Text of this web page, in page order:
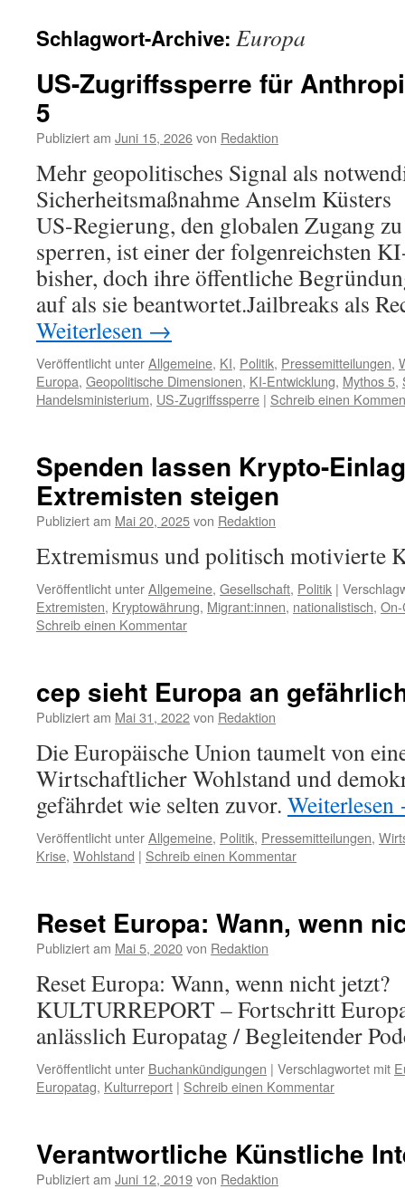
Schlagwort-Archive: Europa
US-Zugriffssperre für
5
Publiziert am Juni 15, 2026von Redaktion
Mehr geopolitisches Signal als
Sicherheitsmaßnahme Anselm
US-Regierung, den globalen Zugang
sperren, ist einer der folgenreichsten
bisher, doch ihre öffentliche
auf als sie beantwortet.Jailbreaks als
Weiterlesen →
Veröffentlicht unterAllgemeine, KI, Politik, Pressemitteilungen,
Europa, Geopolitische Dimensionen, KI-Entwicklung, Mythos 5,
Handelsministerium, US-Zugriffssperre | Schreib einen
Spenden lassen Krypto-
Extremisten steigen
Publiziert am Mai 20, 2025von Redaktion
Extremismus und politisch motivierte
Veröffentlicht unterAllgemeine, Gesellschaft, Politik |
Extremisten, Kryptowährung, Migrant:innen, nationalistisch,
Schreib einen Kommentar
cep sieht Europa an
Publiziert am Mai 31, 2022von Redaktion
Die Europäische Union taumelt von
Wirtschaftlicher Wohlstand und
gefährdet wie selten zuvor. Weiterlesen
Veröffentlicht unterAllgemeine, Politik, Pressemitteilungen,
Krise, Wohlstand | Schreib einen Kommentar
Reset Europa: Wann, wenn
Publiziert am Mai 5, 2020von Redaktion
Reset Europa: Wann, wenn nicht jetzt?
KULTURREPORT – Fortschritt
anlässlich Europatag / Begleitender
Veröffentlicht unter Buchankündigungen | Verschlagwortet mit
Europatag, Kulturreport | Schreib einen Kommentar
Verantwortliche Künstliche
Publiziert am Juni 12, 2019von Redaktion